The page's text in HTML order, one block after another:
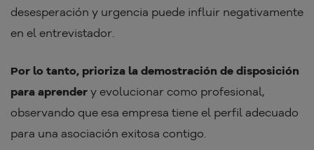
desesperación y urgencia puede influir negativamente
en el entrevistador.
Por lo tanto, prioriza la demostración de disposición
para aprender y evolucionar como profesional,
observando que esa empresa tiene el perfil adecuado
para una asociación exitosa contigo.